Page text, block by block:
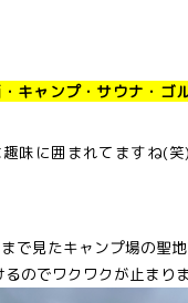
キャンプ・サウナ・ゴ
趣味に囲まれてますね(
で見たキャンプ場の聖
のでワクワクが止まり